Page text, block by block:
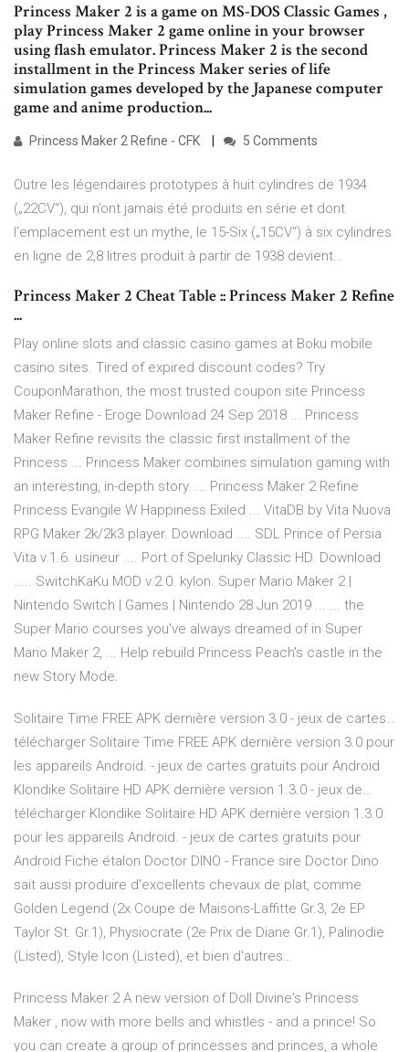
Princess Maker 2 is a game on MS-DOS Classic Games ,
play Princess Maker 2 game online in your browser
using flash emulator. Princess Maker 2 is the second
installment in the Princess Maker series of life
simulation games developed by the Japanese computer
game and anime production...
Princess Maker 2 Refine - CFK 5 Comments
Outre les légendaires prototypes à huit cylindres de 1934
(„22CV“), qui n’ont jamais été produits en série et dont
l’emplacement est un mythe, le 15-Six („15CV“) à six cylindres
en ligne de 2,8 litres produit à partir de 1938 devient…
Princess Maker 2 Cheat Table :: Princess Maker 2 Refine
...
Play online slots and classic casino games at Boku mobile
casino sites. Tired of expired discount codes? Try
CouponMarathon, the most trusted coupon site Princess
Maker Refine - Eroge Download 24 Sep 2018 ... Princess
Maker Refine revisits the classic first installment of the
Princess ... Princess Maker combines simulation gaming with
an interesting, in-depth story. ... Princess Maker 2 Refine
Princess Evangile W Happiness Exiled ... VitaDB by Vita Nuova
RPG Maker 2k/2k3 player. Download .... SDL Prince of Persia
Vita v.1.6. usineur .... Port of Spelunky Classic HD. Download
..... SwitchKaKu MOD v.2.0. kylon. Super Mario Maker 2 |
Nintendo Switch | Games | Nintendo 28 Jun 2019 ... ... the
Super Mario courses you've always dreamed of in Super
Mario Maker 2, ... Help rebuild Princess Peach's castle in the
new Story Mode.
Solitaire Time FREE APK dernière version 3.0 - jeux de cartes…
télécharger Solitaire Time FREE APK dernière version 3.0 pour
les appareils Android. - jeux de cartes gratuits pour Android
Klondike Solitaire HD APK dernière version 1.3.0 - jeux de…
télécharger Klondike Solitaire HD APK dernière version 1.3.0
pour les appareils Android. - jeux de cartes gratuits pour
Android Fiche étalon Doctor DINO - France sire Doctor Dino
sait aussi produire d'excellents chevaux de plat, comme
Golden Legend (2x Coupe de Maisons-Laffitte Gr.3, 2e EP
Taylor St. Gr.1), Physiocrate (2e Prix de Diane Gr.1), Palinodie
(Listed), Style Icon (Listed), et bien d'autres…
Princess Maker 2 A new version of Doll Divine's Princess
Maker , now with more bells and whistles - and a prince! So
you can create a group of princesses and princes, a whole